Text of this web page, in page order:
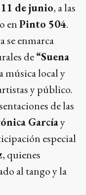
de junio, a las
enPinto 504.
se enmarca
de“Suena
música local y
y público.
de las
Garcíay
especial
, quienes
al tango y la